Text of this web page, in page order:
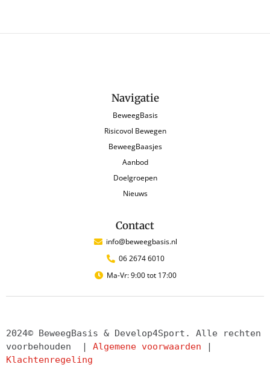
Navigatie
BeweegBasis
Risicovol Bewegen
BeweegBaasjes
Aanbod
Doelgroepen
Nieuws
Contact
info@beweegbasis.nl
06 2674 6010
Ma-Vr: 9:00 tot 17:00
2024© BeweegBasis & Develop4Sport. Alle rechten
voorbehouden  | Algemene voorwaarden
Klachtenregeling